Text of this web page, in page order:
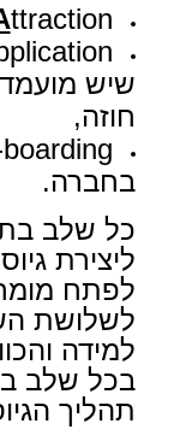
ttraction – איתור מועמדים,
שיש
חוזה,
בחברה.
כל שלב
לפתח
לשלושת
למידה
בכל שלב
תהליך